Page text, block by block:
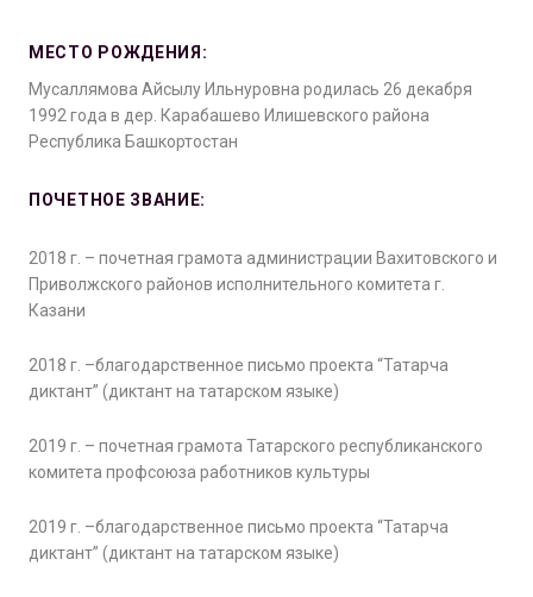
МЕСТО РОЖДЕНИЯ:
Мусаллямова Айсылу Ильнуровна родилась 26 декабря
1992 года в дер. Карабашево Илишевского района
Республика Башкортостан
ПОЧЕТНОЕ ЗВАНИЕ:
2018 г. – почетная грамота администрации Вахитовского и
Приволжского районов исполнительного комитета г.
Казани
2018 г. –благодарственное письмо проекта “Татарча
диктант” (диктант на татарском языке)
2019 г. – почетная грамота Татарского республиканского
комитета профсоюза работников культуры
2019 г. –благодарственное письмо проекта “Татарча
диктант” (диктант на татарском языке)